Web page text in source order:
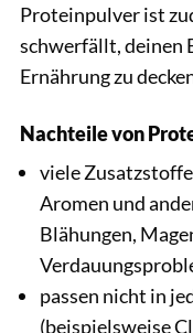
Proteinpulver ist
schwerfällt, deinen
Ernährung zu
Nachteile von
viele
Aromen und
Blähungen,
passen nicht in
(beispielsweise